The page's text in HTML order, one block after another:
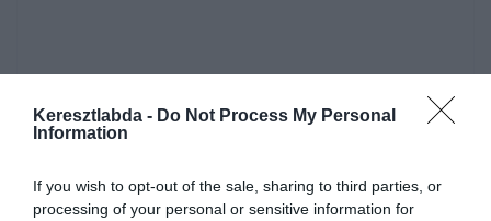
Keresztlabda - Do Not Process My Personal
Information
If you wish to opt-out of the sale, sharing to third parties, or
processing of your personal or sensitive information for
A mondat jelentése: Ez túl drága!